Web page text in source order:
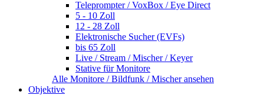
Teleprompter / VoxBox / Eye Direct
5 - 10 Zoll
12 - 28 Zoll
Elektronische Sucher (EVFs)
bis 65 Zoll
Live / Stream / Mischer / Keyer
Stative für Monitore
Alle Monitore / Bildfunk / Mischer ansehen
Objektive